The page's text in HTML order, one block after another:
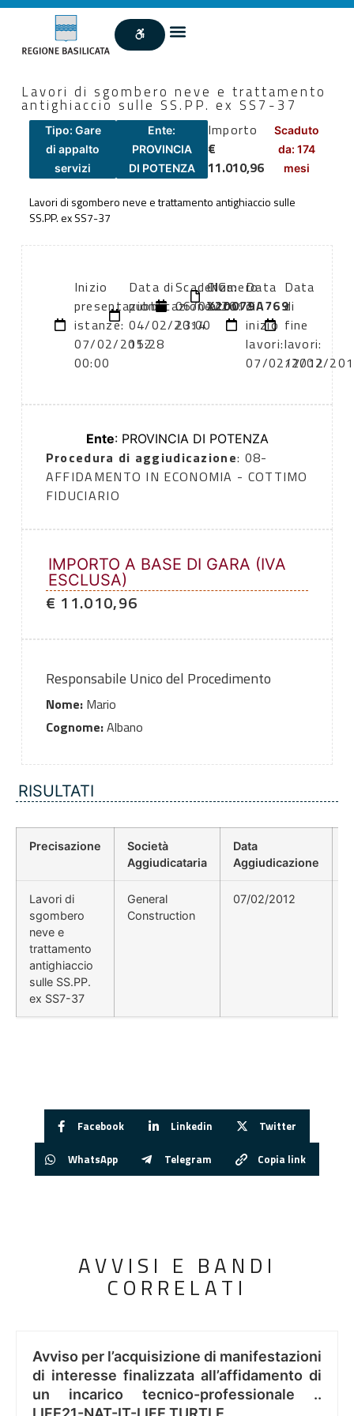
Lavori di sgombero neve e trattamento
antighiaccio sulle SS.PP. ex SS7-37
Tipo: Gare
di appalto
servizi
Ente:
PROVINCIA
DI POTENZA
Importo
€
11.010,96
Scaduto
da: 174
mesi
Lavori di sgombero neve e trattamento antighiaccio sulle
SS.PP. ex SS7-37
Inizio
presentazione
istanze:
07/02/2012
00:00
Data di
pubblicazione:
04/02/2014
15:28
Scadenza:
06/02/2012
23:00
Numero
atto:
CIG:
X20079A769
Data
di
inizio
lavori:
07/02/2012
Data
di
fine
lavori:
17/02/
Ente: PROVINCIA DI POTENZA
Procedura di aggiudicazione: 08-
AFFIDAMENTO IN ECONOMIA - COTTIMO
FIDUCIARIO
IMPORTO A BASE DI GARA (IVA
ESCLUSA)
€ 11.010,96
Responsabile Unico del Procedimento
Nome:Mario
Cognome:Albano
RISULTATI
Precisazione
Società
Aggiudicataria
Data
Aggiudicazione
Lavori di
sgombero
neve e
trattamento
antighiaccio
sulle SS.PP.
ex SS7-37
General
Construction
07/02/2012
Facebook Linkedin Twitter
WhatsApp Telegram Copia link
AVVISI E BANDI
CORRELATI
Avviso per l’acquisizione di manifestazioni
di interesse finalizzata all’affidamento di
un incarico tecnico-professionale ..